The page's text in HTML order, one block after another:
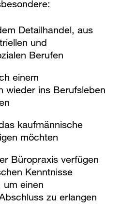
Detailhandel, aus
und
Berufen
einem
wieder ins Berufsleben
kaufmännische
möchten
Büropraxis verfügen
Kenntnisse
um einen
zu erlangen